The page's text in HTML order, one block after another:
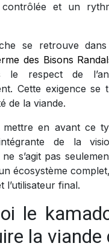
contrôlée et un
se retrouve
des Bisons
le respect de
Cette exigence se
de la viande.
mettre en avant ce
de la
s’agit pas
écosystème
l’utilisateur final.
le
la viande